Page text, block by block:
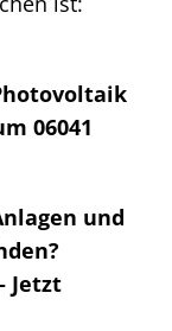
06041
und
Jetzt